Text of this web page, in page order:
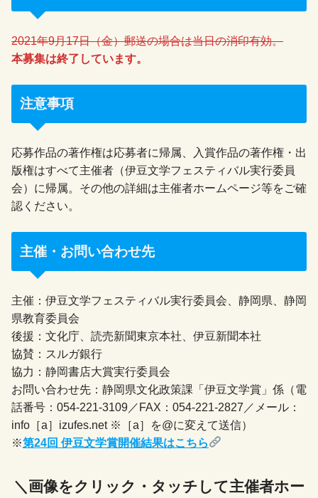
2021年9月17日（金）郵送の場合は当日の消印有効。
本募集は終了しています。
注意事項
応募作品の著作権は応募者に帰属、入賞作品の著作権・出
版権はすべて主催者（伊豆文学フェスティバル実行委員
会）に帰属。その他の詳細は主催者ホームページ等をご確
認ください。
主催・お問い合わせ先
主催：伊豆文学フェスティバル実行委員会、静岡県、静岡
県教育委員会
後援：文化庁、読売新聞東京本社、伊豆新聞本社
協賛：スルガ銀行
協力：静岡書店大賞実行委員会
お問い合わせ先：静岡県文化政策課「伊豆文学賞」係（電
話番号：054-221-3109／FAX：054-221-2827／メール：
info［a］izufes.net ※［a］を@に変えて送信）
※第24回 伊豆文学賞開催結果はこちら
＼画像をクリック・タッチして主催者ホー